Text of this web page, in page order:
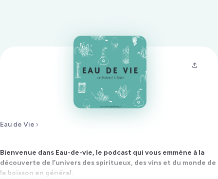
Eau de Vie
Bienvenue dans Eau-de-vie, le podcast qui vous emmène à la
découverte de l’univers des spiritueux, des vins et du monde de
la boisson en général.